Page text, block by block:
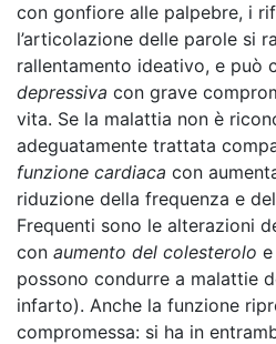
con gonfiore alle palpebre, i
l’articolazione delle parole si
rallentamento ideativo, e può
depressiva con grave
vita. Se la malattia non è
adeguatamente trattata
funzione cardiaca con
riduzione della frequenza e
Frequenti sono le alterazioni
con aumento del colesterolo
possono condurre a malattie
infarto). Anche la funzione
compromessa: si ha in